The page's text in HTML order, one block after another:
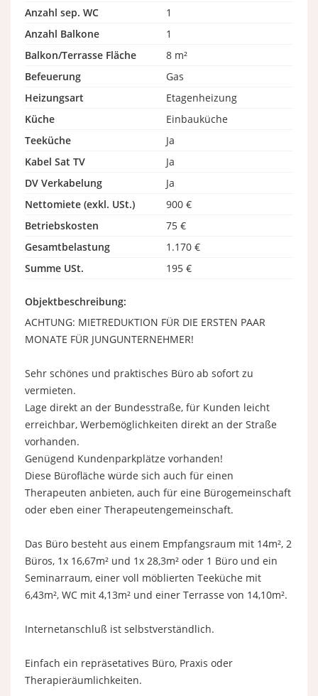
Anzahl sep. WC
1
Anzahl Balkone
1
Balkon/Terrasse Fläche
8 m²
Befeuerung
Gas
Heizungsart
Etagenheizung
Küche
Einbauküche
Teeküche
Ja
Kabel Sat TV
Ja
DV Verkabelung
Ja
Nettomiete (exkl. USt.)
900 €
Betriebskosten
75 €
Gesamtbelastung
1.170 €
Summe USt.
195 €
Objektbeschreibung:
ACHTUNG: MIETREDUKTION FÜR DIE ERSTEN PAAR
MONATE FÜR JUNGUNTERNEHMER!
Sehr schönes und praktisches Büro ab sofort zu
vermieten.
Lage direkt an der Bundesstraße, für Kunden leicht
erreichbar, Werbemöglichkeiten direkt an der Straße
vorhanden.
Genügend Kundenparkplätze vorhanden!
Diese Bürofläche würde sich auch für einen
Therapeuten anbieten, auch für eine Bürogemeinschaft
oder eben einer Therapeutengemeinschaft.
Das Büro besteht aus einem Empfangsraum mit 14m², 2
Büros, 1x 16,67m² und 1x 28,3m² oder 1 Büro und ein
Seminarraum, einer voll möblierten Teeküche mit
6,43m², WC mit 4,13m² und einer Terrasse von 14,10m².
Internetanschluß ist selbstverständlich.
Einfach ein repräsetatives Büro, Praxis oder
Therapieräumlichkeiten.